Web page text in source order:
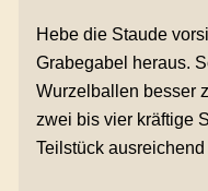
Hebe die Staude
Grabegabel heraus.
Wurzelballen besser
zwei bis vier kräftige
Teilstück